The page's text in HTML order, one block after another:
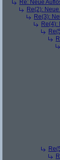
Re: Neue
Re(2):
Re(3):
Re(4):